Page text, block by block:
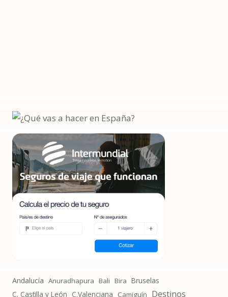
Andalucía Anuradhapura Bali Bira Bruselas
C. Castilla y León C.Valenciana Camiguín Destinos